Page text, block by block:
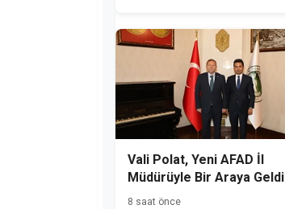
Vali Polat, Yeni AFAD İl
Müdürüyle Bir Araya Geldi
8 saat önce